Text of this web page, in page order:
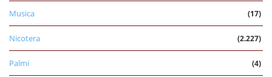
Musica (17)
Nicotera (2.227)
Palmi (4)